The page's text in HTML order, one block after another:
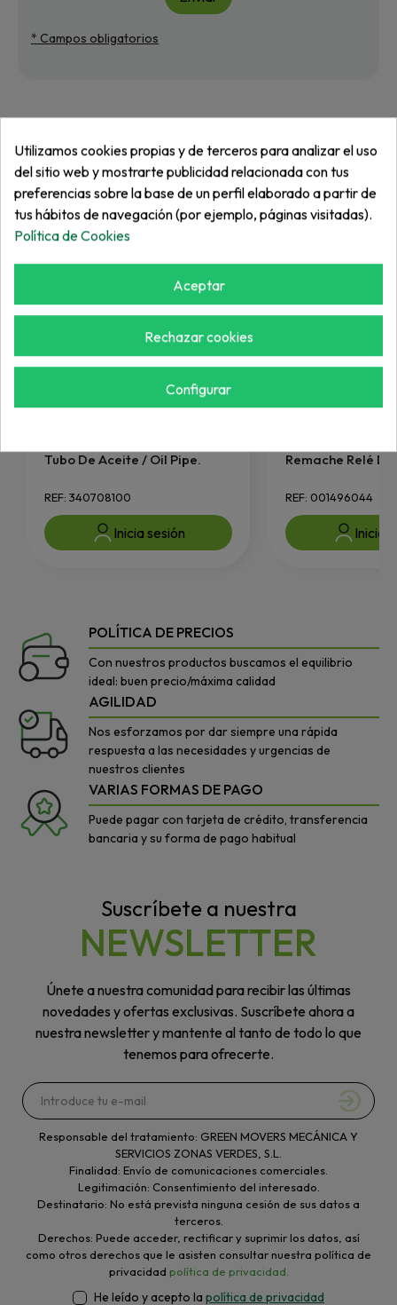
* Campos obligatorios
Más de "Bomba"
Tubo De Aceite / Oil Pipe.
REF: 340708100
Inicia sesión
Remache Relé
REF: 001496044
Inicia
POLÍTICA DE PRECIOS
Con nuestros productos buscamos el equilibrio
ideal: buen precio/máxima calidad
AGILIDAD
Nos esforzamos por dar siempre una rápida
respuesta a las necesidades y urgencias de
nuestros clientes
VARIAS FORMAS DE PAGO
Puede pagar con tarjeta de crédito, transferencia
bancaria y su forma de pago habitual
Suscríbete a nuestra
NEWSLETTER
Únete a nuestra comunidad para recibir las últimas
novedades y ofertas exclusivas. Suscríbete ahora a
nuestra newsletter y mantente al tanto de todo lo que
tenemos para ofrecerte.
Responsable del tratamiento: GREEN MOVERS MECÁNICA Y
SERVICIOS ZONAS VERDES, S.L.
Finalidad: Envío de comunicaciones comerciales.
Legitimación: Consentimiento del interesado.
Destinatario: No está prevista ninguna cesión de sus datos a
terceros.
Derechos: Puede acceder, rectificar y suprimir los datos, así
como otros derechos que le asisten consultar nuestra política de
privacidad política de privacidad.
He leído y acepto la política de privacidad
Utilizamos cookies propias y de terceros para analizar el uso
del sitio web y mostrarte publicidad relacionada con tus
preferencias sobre la base de un perfil elaborado a partir de
tus hábitos de navegación (por ejemplo, páginas visitadas).
Política de Cookies
Aceptar
Rechazar cookies
Configurar